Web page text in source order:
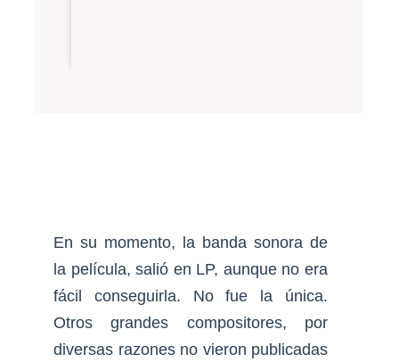
En su momento, la banda sonora de
la película, salió en LP, aunque no era
fácil conseguirla. No fue la única.
Otros grandes compositores, por
diversas razones no vieron publicadas